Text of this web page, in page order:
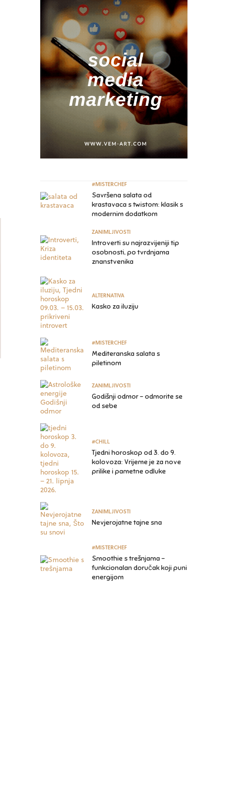
#MISTERCHEF
Savršena salata od
krastavaca s twistom: klasik s
modernim dodatkom
ZANIMLJIVOSTI
Introverti su najrazvijeniji tip
osobnosti, po tvrdnjama
znanstvenika
ALTERNATIVA
Kasko za iluziju
#MISTERCHEF
Mediteranska salata s
piletinom
ZANIMLJIVOSTI
Godišnji odmor – odmorite se
od sebe
#CHILL
Tjedni horoskop od 3. do 9.
kolovoza: Vrijeme je za nove
prilike i pametne odluke
ZANIMLJIVOSTI
Nevjerojatne tajne sna
#MISTERCHEF
Smoothie s trešnjama –
funkcionalan doručak koji puni
energijom